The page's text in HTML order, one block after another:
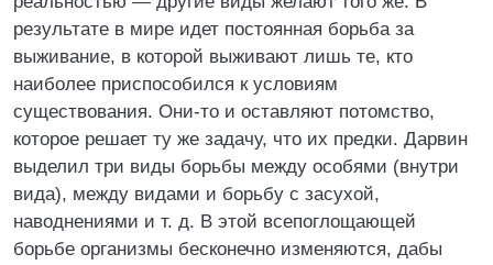
результате в мире идет постоянная борьба за
выживание, в которой выживают лишь те, кто
наиболее приспособился к условиям
существования. Они-то и оставляют потомство,
которое решает ту же задачу, что их предки. Дарвин
выделил три виды борьбы между особями (внутри
вида), между видами и борьбу с засухой,
наводнениями и т. д. В этой всепоглощающей
борьбе организмы бесконечно изменяются, дабы